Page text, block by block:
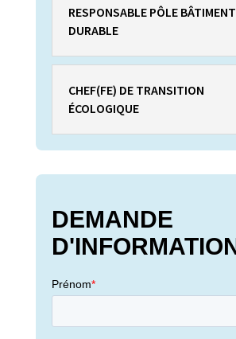
RESPONSABLE PÔLE BÂTIMENT
DURABLE
CHEF(FE) DE TRANSITION
ÉCOLOGIQUE